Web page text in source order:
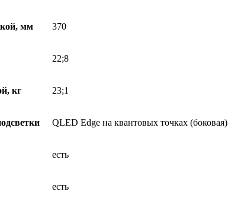
мм 370
22;8
кг 23;1
QLED Edge на квантовых точках (боковая)
есть
есть